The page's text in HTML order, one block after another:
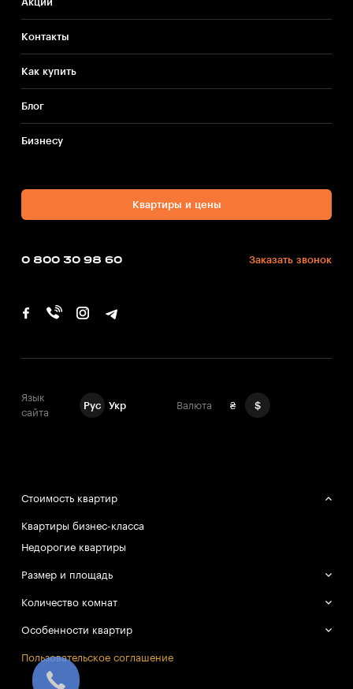
Контакты
Как купить
Блог
Бизнесу
Квартиры и цены
0 800 30 98 60 Заказать звонок
Язык
сайта
Рус Укр Валюта ₴ $
Стоимость квартир
Квартиры бизнес-класса
Недорогие квартиры
Размер и площадь
Большие квартиры
Маленькие квартиры
Количество комнат
Однокомнатные квартиры
Трёхкомнатные квартиры
Особенности квартир
Смарт-квартиры
Пользовательское соглашение